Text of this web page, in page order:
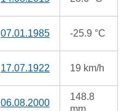
07.01.1985 -25.9 °C
17.07.1922 19 km/h
06.08.2000
148.8